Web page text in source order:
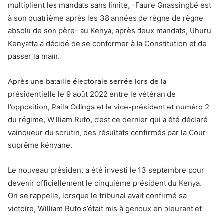
multiplient les mandats sans limite, -Faure Gnassingbé est
à son quatrième après les 38 années de règne de règne
absolu de son père- au Kenya, après deux mandats, Uhuru
Kenyatta a décidé de se conformer à la Constitution et de
passer la main.
Après une bataille électorale serrée lors de la
présidentielle le 9 août 2022 entre le vétéran de
l’opposition, Raila Odinga et le vice-président et numéro 2
du régime, William Ruto, c’est ce dernier qui a été déclaré
vainqueur du scrutin, des résultats confirmés par la Cour
suprême kényane.
Le nouveau président a été investi le 13 septembre pour
devenir officiellement le cinquième président du Kenya.
On se rappelle, lorsque le tribunal avait confirmé sa
victoire, William Ruto s’était mis à genoux en pleurant et